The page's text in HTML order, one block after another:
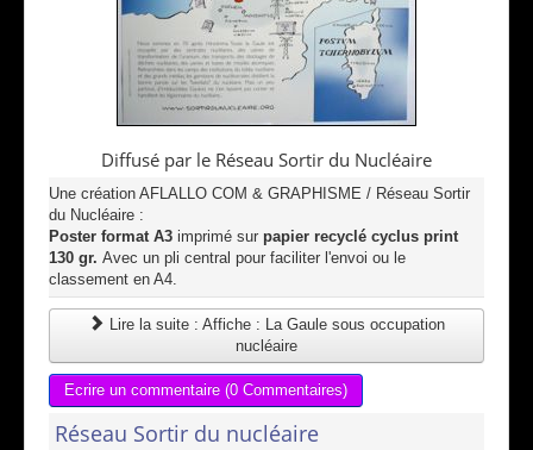
Diffusé par le Réseau Sortir du Nucléaire
Une création AFLALLO COM & GRAPHISME / Réseau Sortir
du Nucléaire :
Poster format A3 imprimé sur papier recyclé cyclus print
130 gr. Avec un pli central pour faciliter l'envoi ou le
classement en A4.
Lire la suite : Affiche : La Gaule sous occupation
nucléaire
Ecrire un commentaire (0 Commentaires)
Réseau Sortir du nucléaire